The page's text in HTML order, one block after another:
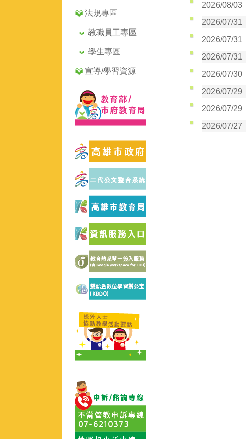
法規專區
教職員工專區
學生專區
宣導/學習資源
2026/08/03
2026/07/31
2026/07/31
2026/07/31
2026/07/30
2026/07/29
2026/07/29
2026/07/27